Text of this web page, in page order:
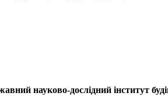
науково-дослідний інститут